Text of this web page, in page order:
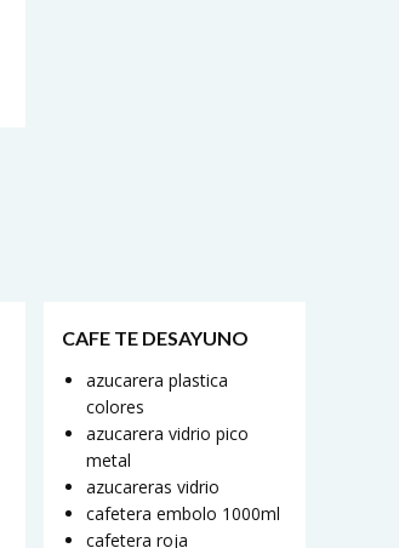
CAFE TE DESAYUNO
azucarera plastica
colores
azucarera vidrio pico
metal
azucareras vidrio
cafetera embolo 1000ml
cafetera roja